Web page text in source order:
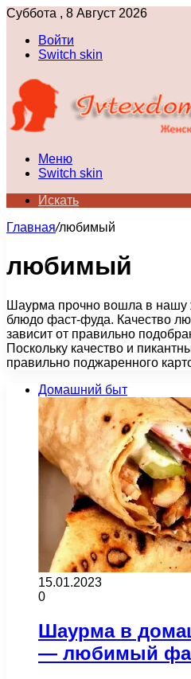
Суббота , 8 Август 2026
Войти
Switch skin
Меню
Switch skin
Искать
Главная/любимый
любимый
Шаурма прочно вошла в нашу
блюдо фаст-фуда. Качество
зависит от правильно
Поскольку качество и
правильно поджаренного
Домашний быт
15.01.2023
0
Шаурма в
— любимый